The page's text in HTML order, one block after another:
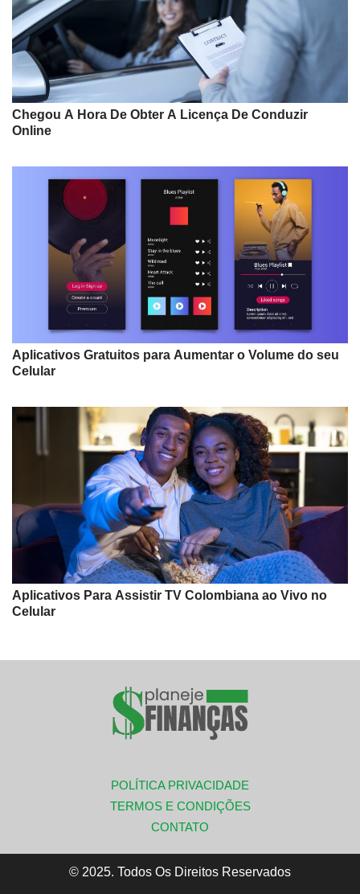
Chegou A Hora De Obter A Licença De Conduzir
Online
Aplicativos Gratuitos para Aumentar o Volume do seu
Celular
Aplicativos Para Assistir TV Colombiana ao Vivo no
Celular
POLÍTICA PRIVACIDADE
TERMOS E CONDIÇÕES
CONTATO
© 2025. Todos Os Direitos Reservados